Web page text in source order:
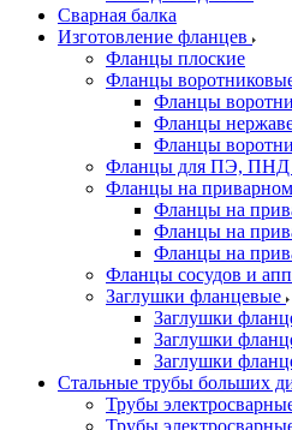
Сварная балка
Изготовление фланцев
Фланцы плоские
Фланцы
Фланцы
Фланцы
Фланцы
Фланцы для ПЭ, ПНД
Фланцы на
Фланцы на
Фланцы на
Фланцы на
Фланцы сосудов и
Заглушки фланцевые
Заглушки
Заглушки
Заглушки
Стальные трубы больших
Трубы
Трубы